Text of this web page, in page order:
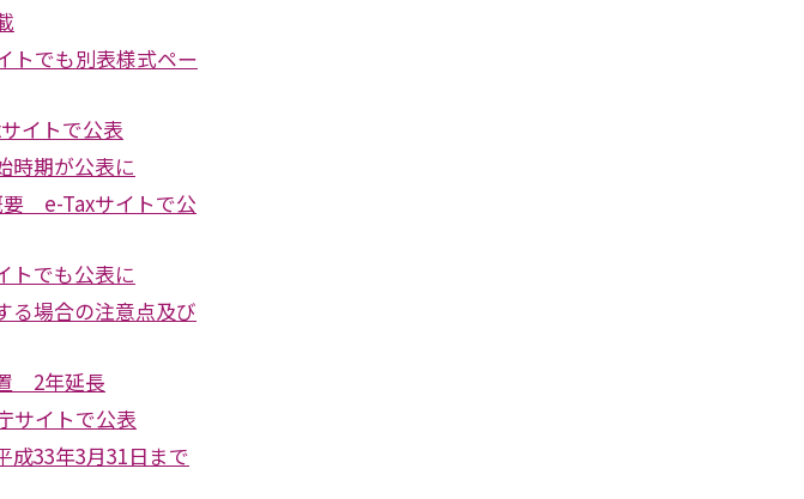
トでも別表様式ペー
イトで公表
時期が公表に
要 e-Taxサイトで公
トでも公表に
る場合の注意点及び
2年延長
イトで公表
33年3月31日まで